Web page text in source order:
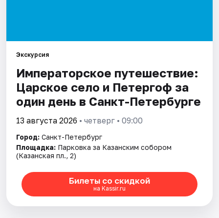
Экскурсия
Императорское путешествие:
Царское село и Петергоф за
один день в Санкт-Петербурге
13 августа 2026 • четверг • 09:00
Город: Санкт-Петербург
Площадка: Парковка за Казанским собором
(Казанская пл., 2)
Билеты со скидкой
на Kassir.ru